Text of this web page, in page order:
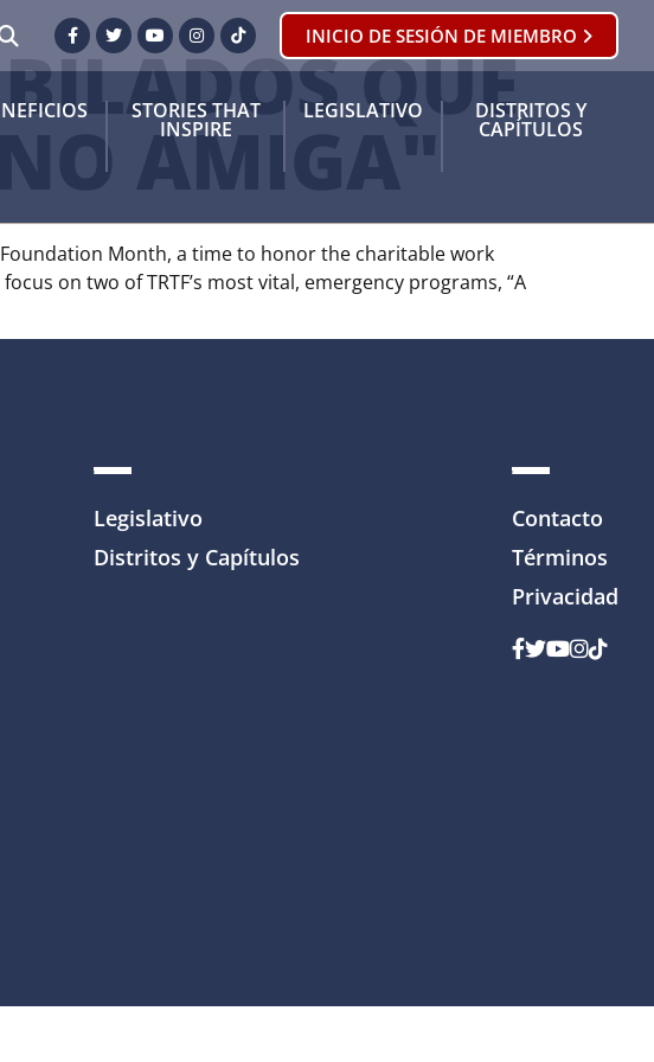
BUSCARFacebook
GorjeoYouTubeInstagram
Tik Tok INICIO DE SESIÓN DE MIEMBRO
STORIES THAT
INSPIRE
LEGISLATIVO DISTRITOS Y
CAPÍTULOS
QUE
AMIGA"
Month, a time to honor the charitable work
on two of TRTF’s most vital, emergency programs, “A
Legislativo
Distritos y Capítulos
Contacto
Términos
Privacidad
Facebook
Gorjeo
YouTube
Tik